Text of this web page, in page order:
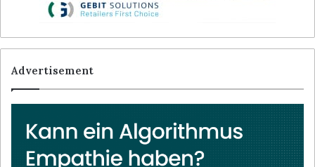
Advertisement